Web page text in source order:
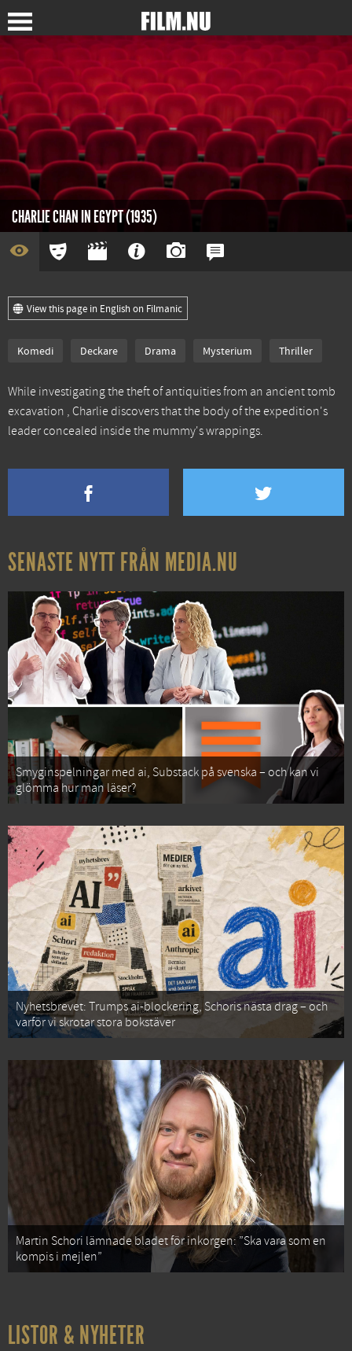
CHARLIE CHAN IN EGYPT (1935)
View this page in English on Filmanic
Komedi Deckare Drama Mysterium Thriller
While investigating the theft of antiquities from an ancient tomb
excavation , Charlie discovers that the body of the expedition's
leader concealed inside the mummy's wrappings.
SENASTE NYTT FRÅN MEDIA.NU
Smyginspelningar med ai, Substack på svenska – och kan vi
glömma hur man läser?
Nyhetsbrevet: Trumps ai-blockering, Schoris nästa drag – och
varför vi skrotar stora bokstäver
Martin Schori lämnade bladet för inkorgen: ”Ska vara som en
kompis i mejlen”
LISTOR & NYHETER